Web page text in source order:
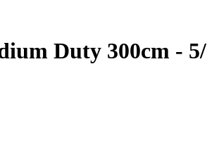
Duty 300cm -